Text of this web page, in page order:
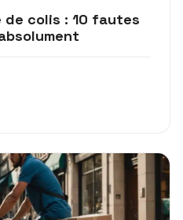
de colis : 10 fautes